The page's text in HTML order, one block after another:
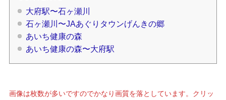
大府駅〜石ヶ瀬川
石ヶ瀬川〜JAあぐりタウンげんきの郷
あいち健康の森
あいち健康の森〜大府駅
画像は枚数が多いですのでかなり画質を落としています。クリッ